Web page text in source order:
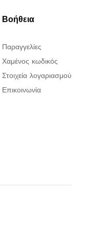
Βοήθεια
Παραγγελίες
Χαμένος κωδικός
Στοιχεία λογαριασμού
Επικοινωνία